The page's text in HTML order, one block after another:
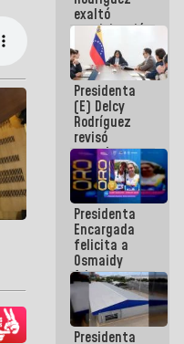
exaltó
participación
de
Venezuela
en Juegos
Centroamericanos
y del Caribe
2026
Presidenta
(E) Delcy
Rodríguez
revisó
agenda
económica y
ejecución de
fondos de
emergencia
post-sismos
Presidenta
Encargada
felicita a
Osmaidy
Arias y
Giraly
Marcano por
hacer
historia en
Presidenta